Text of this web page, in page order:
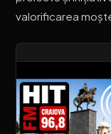
valorificarea